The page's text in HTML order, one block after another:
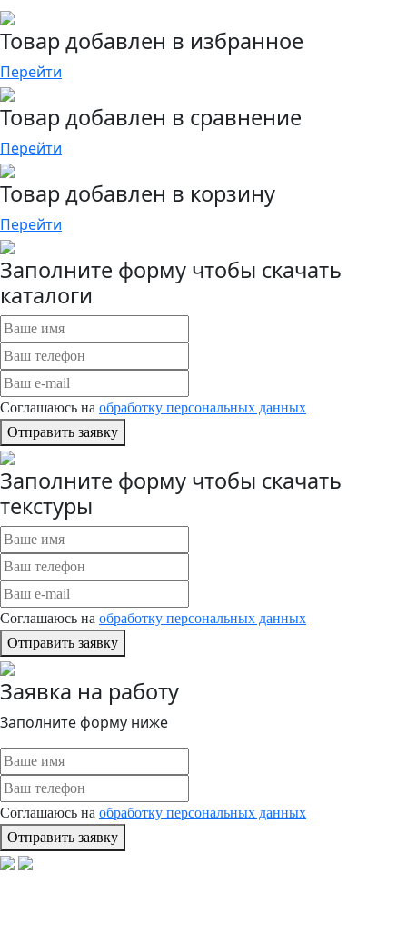
Товар добавлен в избранное
Перейти
Товар добавлен в сравнение
Перейти
Товар добавлен в корзину
Перейти
Заполните форму чтобы скачать
каталоги
Соглашаюсь на обработку персональных данных
Отправить заявку
Заполните форму чтобы скачать
текстуры
Соглашаюсь на обработку персональных данных
Отправить заявку
Заявка на работу
Заполните форму ниже
Соглашаюсь на обработку персональных данных
Отправить заявку